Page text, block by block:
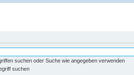
suchen oder Suche wie angegeben verwenden
suchen